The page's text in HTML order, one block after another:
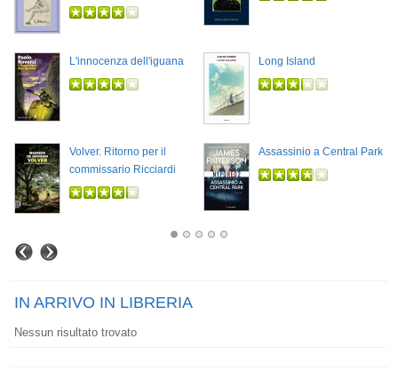
L'innocenza dell'iguana Long Island
Volver. Ritorno per il
commissario Ricciardi
Assassinio a Central Park
IN ARRIVO IN LIBRERIA
Nessun risultato trovato